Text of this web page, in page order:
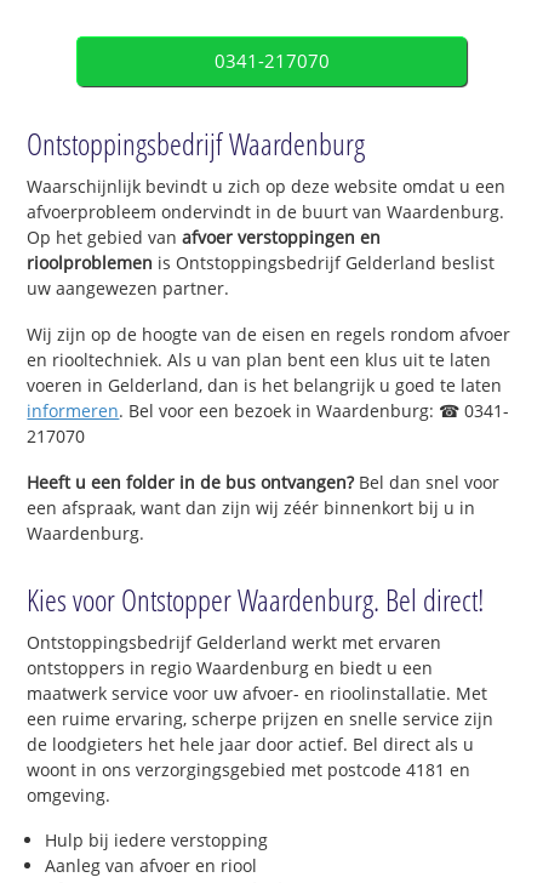
0341-217070
Ontstoppingsbedrijf Waardenburg
Waarschijnlijk bevindt u zich op deze website omdat u een
afvoerprobleem ondervindt in de buurt van Waardenburg.
Op het gebied vanafvoer verstoppingen en
rioolproblemen is Ontstoppingsbedrijf Gelderland beslist
uw aangewezen partner.
Wij zijn op de hoogte van de eisen en regels rondom afvoer
en riooltechniek. Als u van plan bent een klus uit te laten
voeren in Gelderland, dan is het belangrijk u goed te laten
informeren. Bel voor een bezoek in Waardenburg: ☎ 0341-
217070
Heeft u een folder in de bus ontvangen?Bel dan snel voor
een afspraak, want dan zijn wij zéér binnenkort bij u in
Waardenburg.
Kies voor Ontstopper Waardenburg. Bel direct!
Ontstoppingsbedrijf Gelderland werkt met ervaren
ontstoppers in regio Waardenburg en biedt u een
maatwerk service voor uw afvoer- en rioolinstallatie. Met
een ruime ervaring, scherpe prijzen en snelle service zijn
de loodgieters het hele jaar door actief. Bel direct als u
woont in ons verzorgingsgebied met postcode 4181 en
omgeving.
Hulp bij iedere verstopping
Aanleg van afvoer en riool